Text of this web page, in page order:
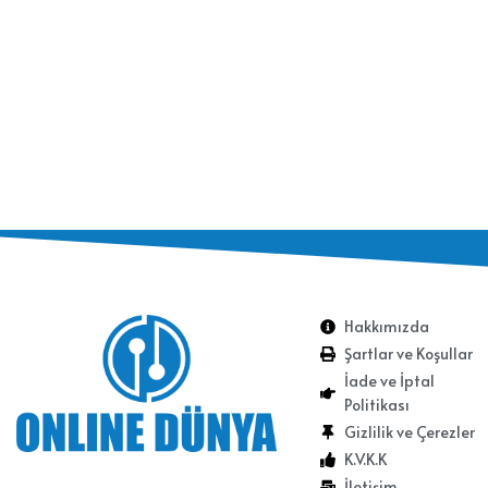
Hakkımızda
Şartlar ve Koşullar
İade ve İptal
Politikası
Gizlilik ve Çerezler
K.V.K.K